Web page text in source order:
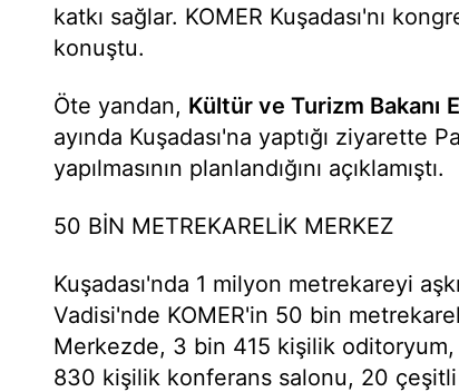
katkı sağlar. KOMER Kuşadası'nı
konuştu.
Öte yandan, Kültür ve Turizm Bakanı
ayında Kuşadası'na yaptığı ziyarette
yapılmasının planlandığını açıklamıştı.
50 BİN METREKARELİK MERKEZ
Kuşadası'nda 1 milyon metrekareyi
Vadisi'nde KOMER'in 50 bin
Merkezde, 3 bin 415 kişilik
830 kişilik konferans salonu, 20 çeşitli